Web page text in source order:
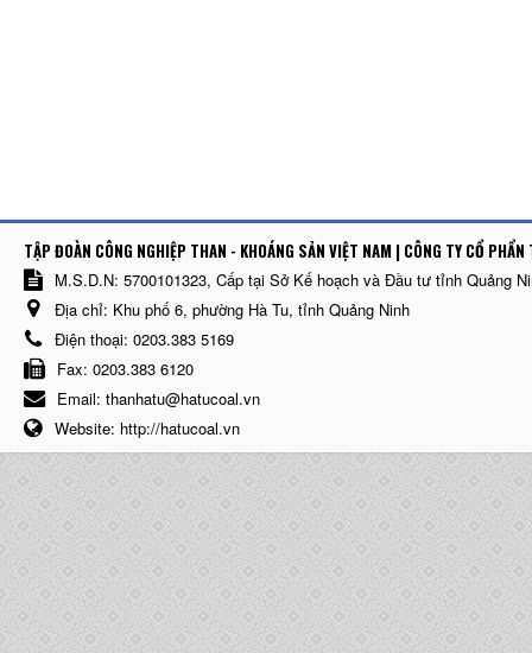
TẬP ĐOÀN CÔNG NGHIỆP THAN - KHOÁNG SẢN VIỆT NAM | CÔNG TY CỔ
M.S.D.N: 5700101323, Cấp tại Sở Kế hoạch và Đầu tư tỉnh Quảng
Địa chỉ: Khu phố 6, phường Hà Tu, tỉnh Quảng Ninh
Điện thoại: 0203.383 5169
Fax: 0203.383 6120
Email: thanhatu@hatucoal.vn
Website: http://hatucoal.vn